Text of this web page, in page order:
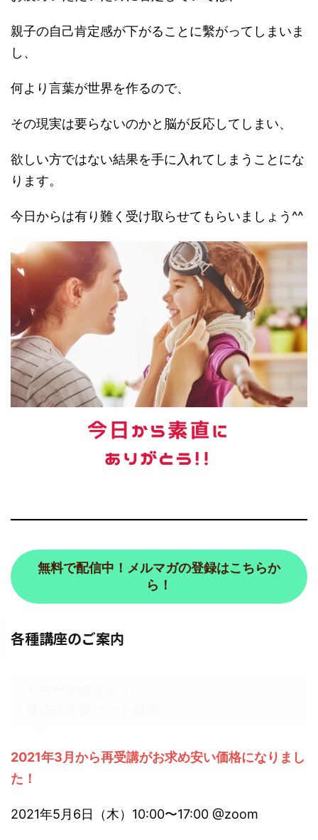
親子の自己肯定感が下がることに繫がってしまいま
し、
何より言葉が世界を作るので、
その現実は要らないのかと脳が反応してしまい、
欲しい方ではない結果を手に入れてしまうことにな
ります。
今日からは有り難く受け取らせてもらいましょう^^
無料で配信中！メルマガの登録はこちらか
ら！
各種講座のご案内
2021年3月から再受講がお求め安い価格になりまし
た！
2021年5月6日（木）10:00〜17:00 @zoom